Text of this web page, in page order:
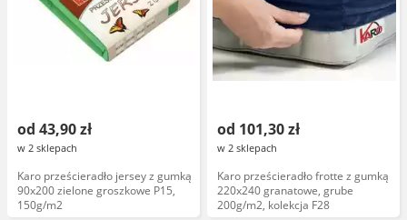
od 43,90 zł
w 2 sklepach
Karo prześcieradło jersey z gumką
90x200 zielone groszkowe P15,
150g/m2
od 101,30 zł
w 2 sklepach
Karo prześcieradło frotte z gumką
220x240 granatowe, grube
200g/m2, kolekcja F28